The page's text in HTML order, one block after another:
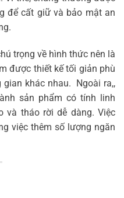
để cất giữ và bảo mật an
trọng về hình thức nên là
được thiết kế tối giản phù
khác nhau. Ngoài ra,,
sản phẩm có tính linh
và tháo rời dễ dàng. Việc
việc thêm số lượng ngăn